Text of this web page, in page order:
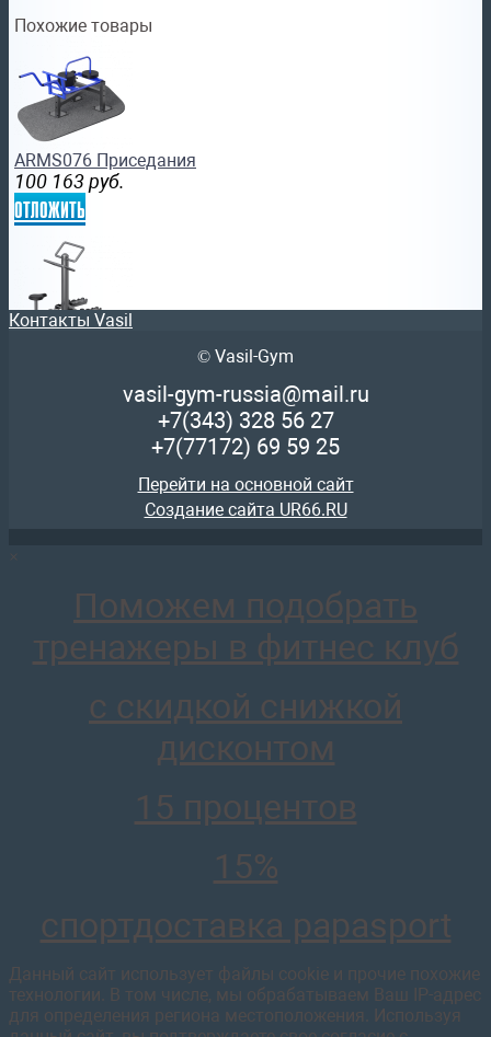
Похожие товары
ARMS076 Приседания
100 163 руб.
отложить
ARMS061.2 Велосипед + Степ для двоих
отложить
Теннисный стол дворовый Armssport ARLS014L уличный
Контакты Vasil
© Vasil-Gym
vasil-gym-russia@mail.ru
+7(343) 328 56 27
+7(77172) 69 59 25
Перейти на основной сайт
Создание сайта UR66.RU
×
Поможем подобрать
тренажеры в фитнес клуб
с скидкой снижкой
дисконтом
15 процентов
15%
спортдоставка papasport
Данный сайт использует файлы cookie и прочие похожие
технологии. В том числе, мы обрабатываем Ваш IP-адрес
для определения региона местоположения. Используя